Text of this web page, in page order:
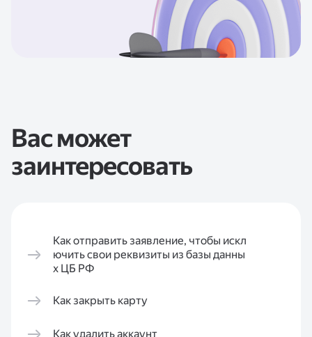
Вас может
заинтересовать
Как отправить заявление, чтобы искл
ючить свои реквизиты из базы данны
х ЦБ РФ
Как закрыть карту
Как удалить аккаунт